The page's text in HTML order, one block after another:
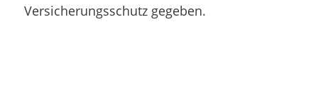
Versicherungsschutz gegeben.